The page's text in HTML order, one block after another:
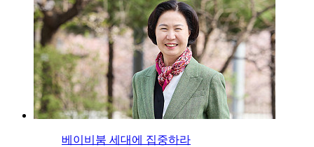
베이비붐 세대에 집중하라